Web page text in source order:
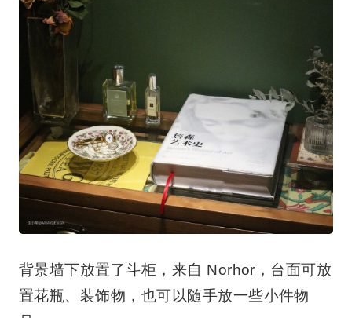
背景墙下放置了斗柜，来自 Norhor，台面可放
置花瓶、装饰物，也可以随手放一些小件物